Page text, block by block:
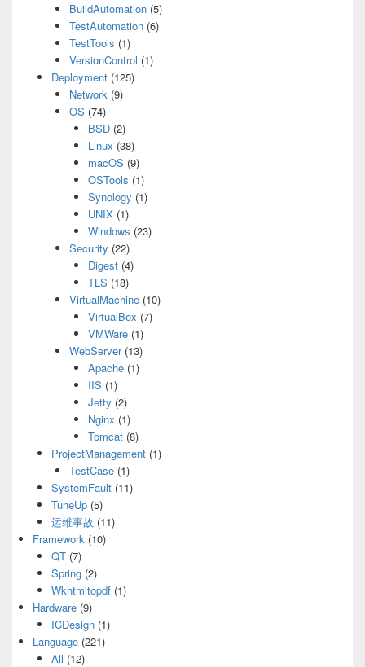
BuildAutomation (5)
TestAutomation (6)
TestTools (1)
VersionControl (1)
Deployment(125)
Network (9)
OS (74)
BSD(2)
Linux (38)
macOS (9)
OSTools (1)
Synology (1)
UNIX(1)
Windows (23)
Security (22)
Digest(4)
TLS (18)
VirtualMachine (10)
VirtualBox (7)
VMWare(1)
WebServer(13)
Apache(1)
IIS (1)
Jetty (2)
Nginx (1)
Tomcat(8)
ProjectManagement(1)
TestCase (1)
SystemFault(11)
TuneUp(5)
运维事故 (11)
Framework (10)
QT(7)
Spring(2)
Wkhtmltopdf(1)
Hardware (9)
ICDesign(1)
Language (221)
All (12)